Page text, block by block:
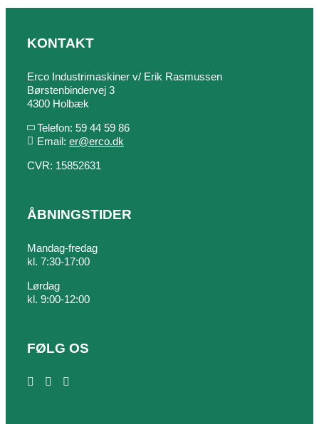
KONTAKT
Erco Industrimaskiner v/ Erik Rasmussen
Børstenbindervej 3
4300 Holbæk
Telefon: 59 44 59 86
Email: er@erco.dk
CVR: 15852631
ÅBNINGSTIDER
Mandag-fredag
kl. 7:30-17:00
Lørdag
kl. 9:00-12:00
FØLG OS